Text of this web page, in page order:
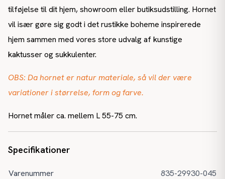
tilføjelse til dit hjem, showroom eller butiksudstilling. Hornet
vil især gøre sig godt i det rustikke boheme inspirerede
hjem sammen med vores store udvalg af kunstige
kaktusser og sukkulenter.
OBS: Da hornet er natur materiale, så vil der være
variationer i størrelse, form og farve.
Hornet måler ca. mellem L 55-75 cm.
Specifikationer
Varenummer
835-29930-045